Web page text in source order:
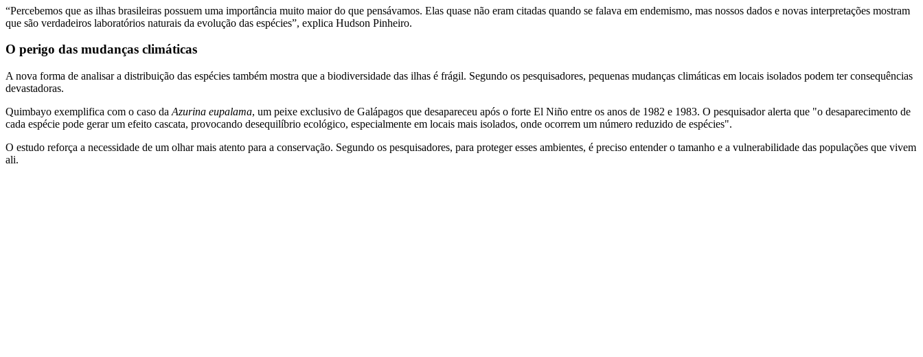
“Percebemos que as ilhas brasileiras possuem uma importância muito maior do que pensávamos. Elas quase não eram citadas quando se falava em endemismo, mas nossos dados e novas interpretações mostram
que são verdadeiros laboratórios naturais da evolução das espécies”, explica Hudson Pinheiro.
O perigo das mudanças climáticas
A nova forma de analisar a distribuição das espécies também mostra que a biodiversidade das ilhas é frágil. Segundo os pesquisadores, pequenas mudanças climáticas em locais isolados podem ter consequências
devastadoras.
Quimbayo exemplifica com o caso da Azurina eupalama, um peixe exclusivo de Galápagos que desapareceu após o forte El Niño entre os anos de 1982 e 1983. O pesquisador alerta que "o desaparecimento de
cada espécie pode gerar um efeito cascata, provocando desequilíbrio ecológico, especialmente em locais mais isolados, onde ocorrem um número reduzido de espécies".
O estudo reforça a necessidade de um olhar mais atento para a conservação. Segundo os pesquisadores, para proteger esses ambientes, é preciso entender o tamanho e a vulnerabilidade das populações que vivem
ali.